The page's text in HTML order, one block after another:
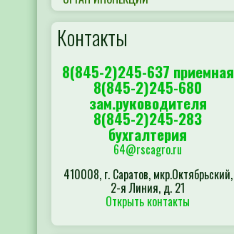
Контакты
8(845-2)245-637 приемная
8(845-2)245-680
зам.руководителя
8(845-2)245-283
бухгалтерия
64@rscagro.ru
410008, г. Саратов, мкр.Октябрьский,
2-я Линия, д. 21
Открыть контакты